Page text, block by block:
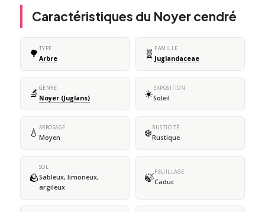
Caractéristiques du Noyer cendré
🌳 TYPE
Arbre 🧬 FAMILLE
Juglandaceae
🔬 GENRE
Noyer (Juglans) ☀️EXPOSITION
Soleil
💧 ARROSAGE
Moyen ❄️RUSTICITÉ
Rustique
🪨
SOL
Sableux, limoneux,
argileux
🍃FEUILLAGE
Caduc